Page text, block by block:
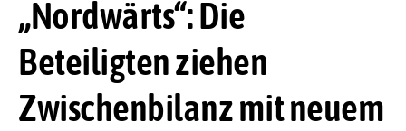
„Nordwärts“: Die
Beteiligten ziehen
Zwischenbilanz mit neuem